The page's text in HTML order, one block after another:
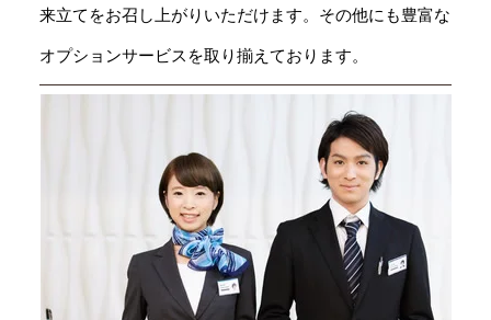
来立てをお召し上がりいただけます。その他にも豊富な
オプションサービスを取り揃えております。